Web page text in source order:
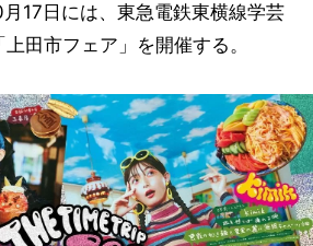
17日には、東急電鉄東横線学芸
田市フェア」を開催する。